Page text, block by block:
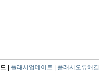
| 플래시업데이트 플래시오류해결